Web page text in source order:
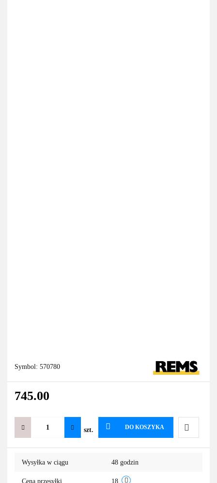
Symbol: 570780
745.00
szt. DO KOSZYKA
Do
Wysyłka w ciągu 48 godzin
Cena przesyłki 18